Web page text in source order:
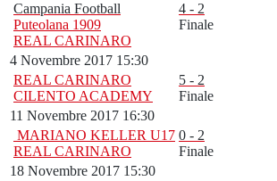
Puteolana 1909
REAL CARINARO
4 - 2
Finale
4 Novembre 2017 15:30
REAL CARINARO
CILENTO ACADEMY
5 - 2
Finale
11 Novembre 2017 16:30
MARIANO KELLER U17
REAL CARINARO
0 - 2
Finale
18 Novembre 2017 15:30